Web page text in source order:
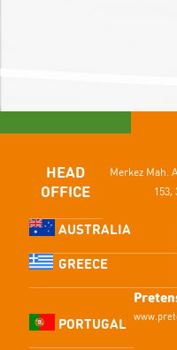
HEAD
OFFICE
Merkez Mah.
153,
AUSTRALIA
GREECE
PORTUGAL